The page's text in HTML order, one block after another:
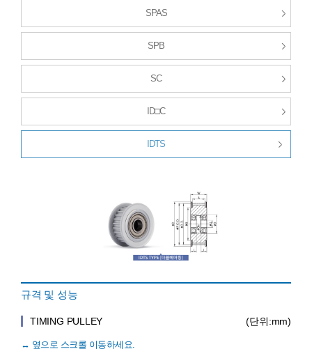
SPAS
SPB
SC
ID□C
IDTS
규격 및 성능
TIMING PULLEY (단위:mm)